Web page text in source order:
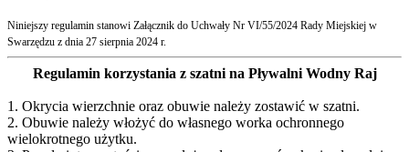
Niniejszy regulamin stanowi Załącznik do Uchwały Nr VI/55/2024 Rady Miejskiej w
Swarzędzu z dnia 27 sierpnia 2024 r.
Regulamin korzystania z szatni na Pływalni Wodny Raj
1. Okrycia wierzchnie oraz obuwie należy zostawić w szatni.
2. Obuwie należy włożyć do własnego worka ochronnego
wielokrotnego użytku.